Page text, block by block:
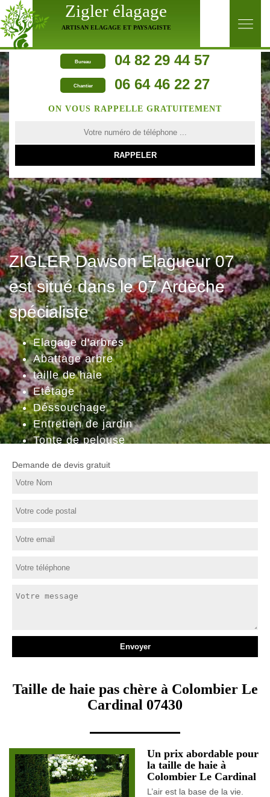
Zigler élagage
ARTISAN ELAGAGE ET PAYSAGISTE
Bureau 04 82 29 44 57
Chantier 06 64 46 22 27
ZIGLER Dawson Elagueur 07
est situé dans le 07 Ardèche
spécialiste
Elagage d'arbres
Abattage arbre
taille de haie
Etêtage
Déssouchage
Entretien de jardin
Tonte de pelouse
ON VOUS RAPPELLE GRATUITEMENT
Demande de devis gratuit
Taille de haie pas chère à Colombier Le
Cardinal 07430
Un prix abordable pour
la taille de haie à
Colombier Le Cardinal
L’air est la base de la vie.